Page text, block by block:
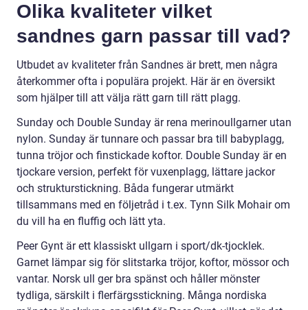
Olika kvaliteter vilket
sandnes garn passar till vad?
Utbudet av kvaliteter från Sandnes är brett, men några
återkommer ofta i populära projekt. Här är en översikt
som hjälper till att välja rätt garn till rätt plagg.
Sunday och Double Sunday är rena merinoullgarner utan
nylon. Sunday är tunnare och passar bra till babyplagg,
tunna tröjor och finstickade koftor. Double Sunday är en
tjockare version, perfekt för vuxenplagg, lättare jackor
och strukturstickning. Båda fungerar utmärkt
tillsammans med en följetråd i t.ex. Tynn Silk Mohair om
du vill ha en fluffig och lätt yta.
Peer Gynt är ett klassiskt ullgarn i sport/dk-tjocklek.
Garnet lämpar sig för slitstarka tröjor, koftor, mössor och
vantar. Norsk ull ger bra spänst och håller mönster
tydliga, särskilt i flerfärgsstickning. Många nordiska